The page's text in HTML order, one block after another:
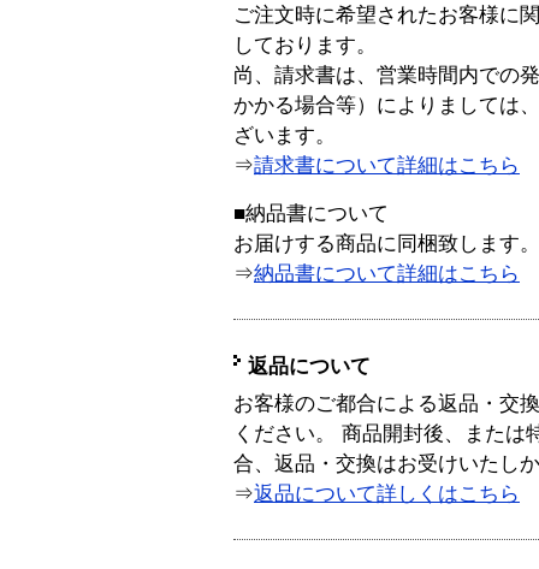
ご注文時に希望されたお客様に
しております。
尚、請求書は、営業時間内での
かかる場合等）によりましては
ざいます。
⇒請求書について詳細はこちら
■納品書について
お届けする商品に同梱致します。
⇒納品書について詳細はこちら
返品について
お客様のご都合による返品・交
ください。 商品開封後、または
合、返品・交換はお受けいたし
⇒返品について詳しくはこちら